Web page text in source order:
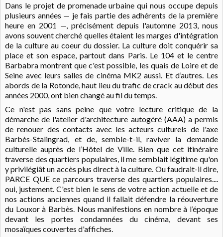
Dans le projet de promenade urbaine qui nous occupe depuis
plusieurs années — je fais partie des adhérents de la première
heure en 2001 —, précisément depuis l'automne 2013, nous
avons souvent cherché quelles étaient les marges d'intégration
de la culture au coeur du dossier. La culture doit conquérir sa
place et son espace, partout dans Paris. Le 104 et le centre
Barbabra montrent que c'est possible, les quais de Loire et de
Seine avec leurs salles de cinéma MK2 aussi. Et d’autres. Les
abords de la Rotonde, haut lieu du trafic de crack au début des
années 2000, ont bien changé au fil du temps.
Ce n'est pas sans peine que votre lecture critique de la
démarche de l'atelier d'architecture autogéré (AAA) a permis
de renouer des contacts avec les acteurs culturels de l'axe
Barbès-Stalingrad, et de, semble-t-il, raviver la demande
culturelle auprès de l’Hôtel de Ville. Bien que cet itinéraire
traverse des quartiers populaires, il me semblait légitime qu'on
y privilégiât un accès plus direct à la culture. Ou faudrait-il dire,
PARCE QUE ce parcours traverse des quartiers populaires....
oui, justement. C'est bien le sens de votre action actuelle et de
nos actions anciennes quand il fallait défendre la réouverture
du Louxor à Barbès. Nous manifestions en nombre à l’époque
devant les portes condamnées du cinéma, devant ses
mosaïques couvertes d'affiches.